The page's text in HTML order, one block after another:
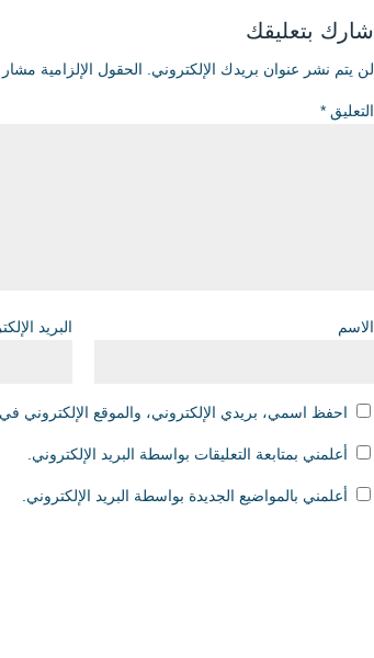
شارك بتعليقك
لن يتم نشر عنوان بريدك الإلكتروني. الحقول الإلزامية مشار
التعليق *
الاسم البريد
احفظ اسمي، بريدي الإلكتروني، والموقع الإلكتروني
أعلمني بمتابعة التعليقات بواسطة البريد الإلكتروني.
أعلمني بالمواضيع الجديدة بواسطة البريد الإلكتروني.